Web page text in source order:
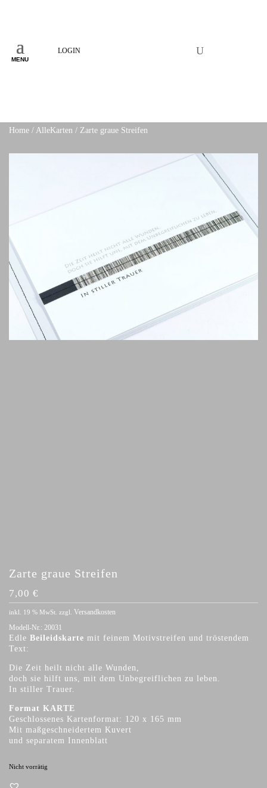
MENU
LOGIN
Home / AlleKarten / Zarte graue Streifen
Zarte graue Streifen
7,00 €
inkl. 19 % MwSt. zzgl. Versandkosten
Modell-Nr.: 20031
Edle Beileidskarte mit feinem Motivstreifen und tröstendem
Text:
Die Zeit heilt nicht alle Wunden,
doch sie hilft uns, mit dem Unbegreiflichen zu leben.
In stiller Trauer.
Format KARTE
Geschlossenes Kartenformat: 120 x 165 mm
Mit maßgeschneidertem Kuvert
und separatem Innenblatt
Nicht vorrätig